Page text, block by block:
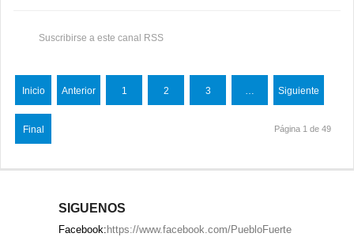
Suscribirse a este canal RSS
Inicio Anterior 1 2 3 … Siguiente
Final Página 1 de 49
SIGUENOS
Facebook: https://www.facebook.com/PuebloFuerte